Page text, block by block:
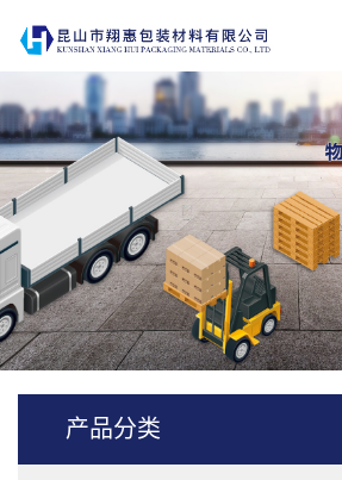
产品分类